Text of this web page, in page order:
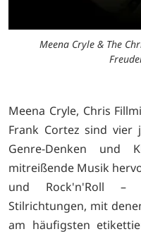
Meena Cryle & The
Meena Cryle, Chris
Frank Cortez sind vier
Genre-Denken und
mitreißende Musik
und Rock'n'Roll –
Stilrichtungen, mit
am häufigsten